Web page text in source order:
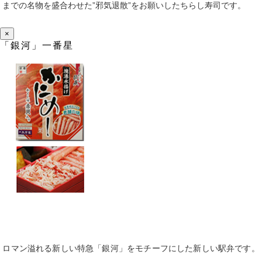
までの名物を盛合わせた”邪気退散”をお願いしたちらし寿司です。
×
「銀河」一番星
ロマン溢れる新しい特急「銀河」をモチーフにした新しい駅弁です。